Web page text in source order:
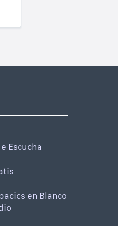
Escucha
en Blanco